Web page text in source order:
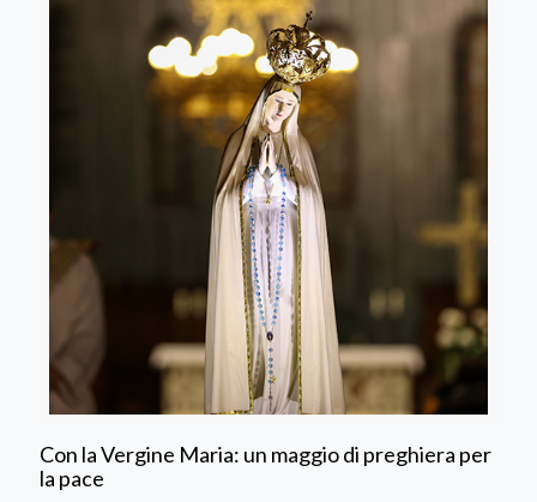
Con la Vergine Maria: un maggio di preghiera per
la pace